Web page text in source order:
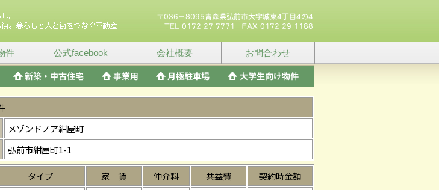
件 公式facebook 会社概要 お問合わせ
メゾンドノア紺屋町
弘前市紺屋町1-1
タイプ 家 賃 仲介料 共益費
契約時金額